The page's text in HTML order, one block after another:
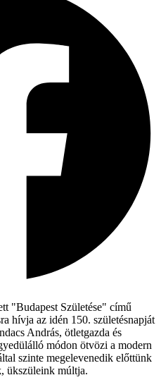
"Budapest Születése" című
hívja az idén 150. születésnapját
András, ötletgazda és
módon ötvözi a modern
szinte megelevenedik előttünk
ükszüleink múltja.